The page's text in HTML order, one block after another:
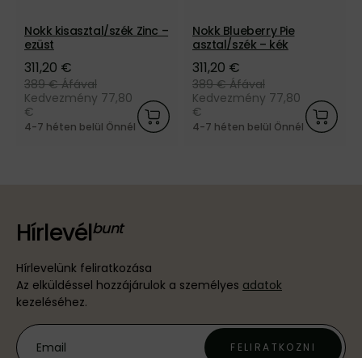
Nokk kisasztal/szék Zinc –
ezüst
311,20 €
389 €Áfával
Kedvezmény 77,80
€
4-7 héten belül Önnél
Nokk Blueberry Pie
asztal/szék – kék
311,20 €
389 €Áfával
Kedvezmény 77,80
€
4-7 héten belül Önnél
Hírlevél
Hírlevelünk feliratkozása
Az elküldéssel hozzájárulok a személyes adatok
kezeléséhez.
FELIRATKOZNI